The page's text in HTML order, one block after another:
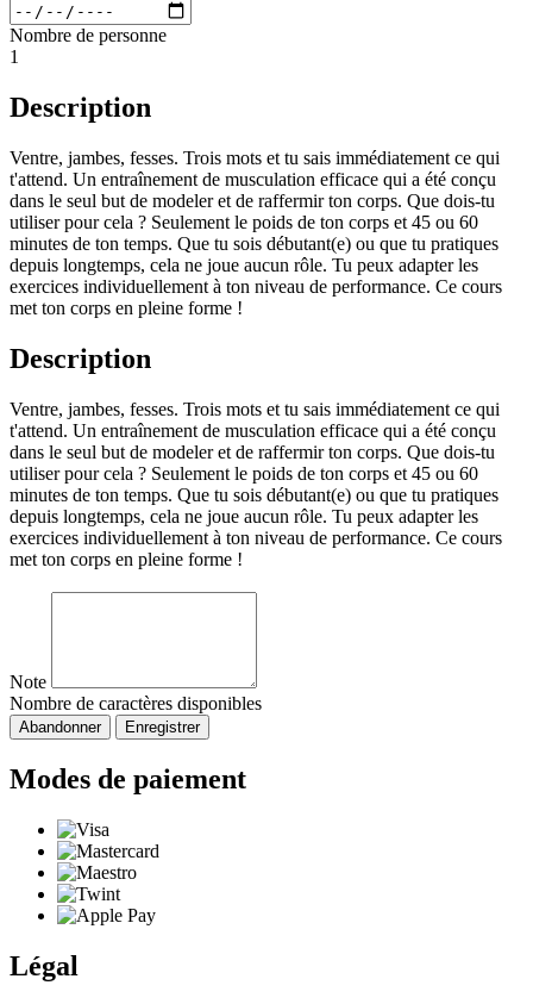
Nombre de personne
1
Description
Ventre, jambes, fesses. Trois mots et tu sais immédiatement ce qui
t'attend. Un entraînement de musculation efficace qui a été conçu
dans le seul but de modeler et de raffermir ton corps. Que dois-tu
utiliser pour cela ? Seulement le poids de ton corps et 45 ou 60
minutes de ton temps. Que tu sois débutant(e) ou que tu pratiques
depuis longtemps, cela ne joue aucun rôle. Tu peux adapter les
exercices individuellement à ton niveau de performance. Ce cours
met ton corps en pleine forme !
Description
Ventre, jambes, fesses. Trois mots et tu sais immédiatement ce qui
t'attend. Un entraînement de musculation efficace qui a été conçu
dans le seul but de modeler et de raffermir ton corps. Que dois-tu
utiliser pour cela ? Seulement le poids de ton corps et 45 ou 60
minutes de ton temps. Que tu sois débutant(e) ou que tu pratiques
depuis longtemps, cela ne joue aucun rôle. Tu peux adapter les
exercices individuellement à ton niveau de performance. Ce cours
met ton corps en pleine forme !
Note
Nombre de caractères disponibles
Abandonner Enregistrer
Modes de paiement
Légal